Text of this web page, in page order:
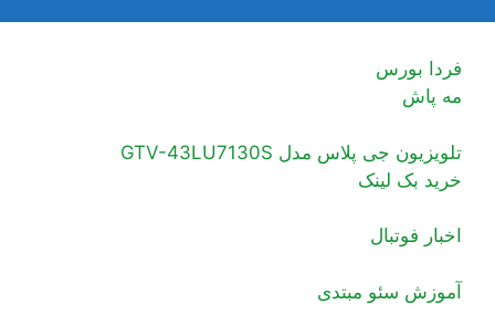
فردا بورس
مه پاش
تلویزیون جی پلاس مدل GTV-43LU7130S
خرید بک لینک
اخبار فوتبال
آموزش سئو مبتدی